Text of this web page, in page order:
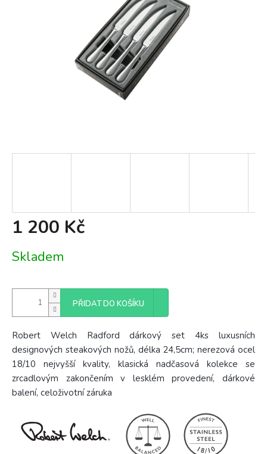
1 200 Kč
cena:
Skladem
PŘIDAT DO KOŠÍKU
Robert Welch Radford dárkový set 4ks luxusních
designových steakových nožů, délka 24,5cm; nerezová ocel
18/10 nejvyšší kvality, klasická nadčasová kolekce se
zrcadlovým zakončením v lesklém provedení, dárkové
balení, celoživotní záruka